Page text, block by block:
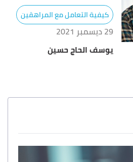
كيفية التعامل مع المراهقين
29 ديسمبر 2021
يوسف الحاج حسين